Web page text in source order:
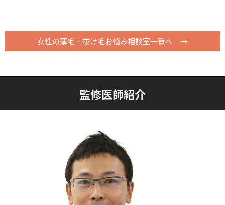
女性の薄毛・抜け毛お悩み相談室一覧へ →
監修医師紹介